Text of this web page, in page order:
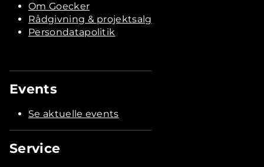
Om Goecker
Rådgivning & projektsalg
Persondatapolitik
Events
Se aktuelle events
Service